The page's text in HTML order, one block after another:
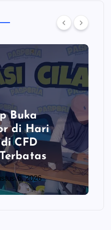
Buka
di Hari
CFD
6, 2026